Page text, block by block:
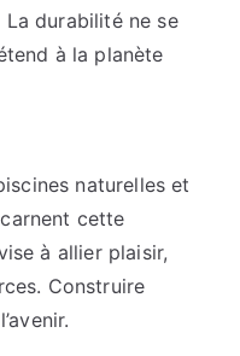
durabilité ne se
à la planète
naturelles et
cette
à allier plaisir,
Construire